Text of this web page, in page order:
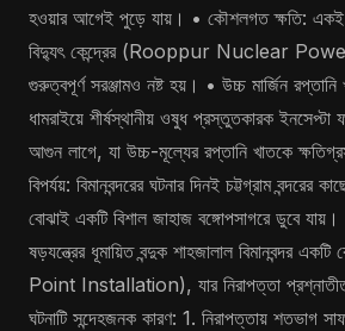
হওয়ার আগেই পুড়ে যায়। • কৌশলগত ক্ষতি: একই
বিদ্যুৎ কেন্দ্রের (Rooppur Nuclear
গুরুত্বপূর্ণ সরঞ্জামও নষ্ট হয়। • উচ্চ মার্জিন
ধামরাইয়ে শীর্ষস্থানীয় ওষুধ প্রস্তুতকারক ইনসেপ্টা
আগুন লাগে, যা উচ্চ-মূল্যের রপ্তানি খাতকে
বিপর্যয়: বিমানবন্দরের ঘটনার দিনই চট্টগ্রাম বন্দরের
বোঝাই একটি বিশাল জাহাজ বঙ্গোপসাগরে ডুবে যায়।
ষড়যন্ত্রের ধূমায়িত বন্দুক শাহজালাল বিমানবন্দর
Point Installation), যার নিরাপত্তা
ঘটনাটি সন্দেহজনক কারণ: 1. নিরাপত্তায় শতভাগ